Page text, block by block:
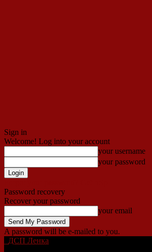
Sign in
Welcome! Log into your account
your username
your password
Password recovery
Recover your password
your email
A password will be e-mailed to you.
ДСП Ленка